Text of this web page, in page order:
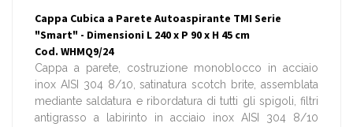
Cappa Cubica a Parete Autoaspirante TMI Serie
"Smart" - Dimensioni L 240 x P 90 x H 45 cm
Cod. WHMQ9/24
Cappa a parete, costruzione monoblocco in acciaio
inox AISI 304 8/10, satinatura scotch brite, assemblata
mediante saldatura e ribordatura di tutti gli spigoli, filtri
antigrasso a labirinto in acciaio inox AISI 304 8/10